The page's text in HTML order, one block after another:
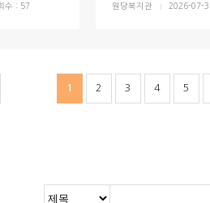
리놀이
수 : 57 원당복지관 2026-07-
1 2 3 4 5